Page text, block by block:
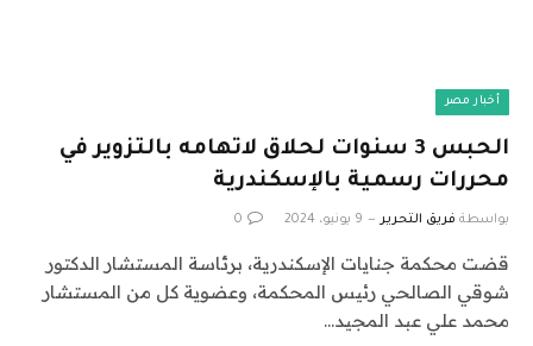
أخبار مصر
الحبس 3 سنوات لحلاق لاتهامه بالتزوير في
محررات رسمية بالإسكندرية
بواسطة فريق التحرير 9 يونيو، 2024 0
قضت محكمة جنايات الإسكندرية، برئاسة المستشار الدكتور
شوقي الصالحي رئيس المحكمة، وعضوية كل من المستشار
محمد علي عبد المجيد…